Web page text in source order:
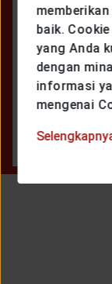
baik.
yang Anda
dengan
informasi
mengenai